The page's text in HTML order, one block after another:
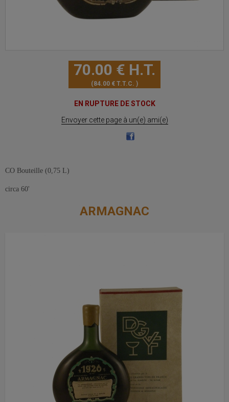
70.00 € H.T.
84.00 € T.T.C.
EN RUPTURE DE STOCK
Envoyer cette page à un(e) ami(e)
CO Bouteille (0,75 L)
circa 60'
ARMAGNAC